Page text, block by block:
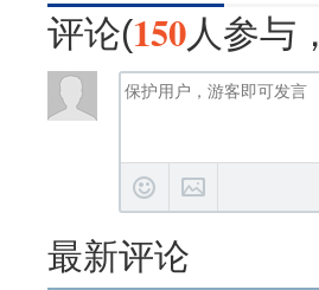
评论(150人参与，
最新评论